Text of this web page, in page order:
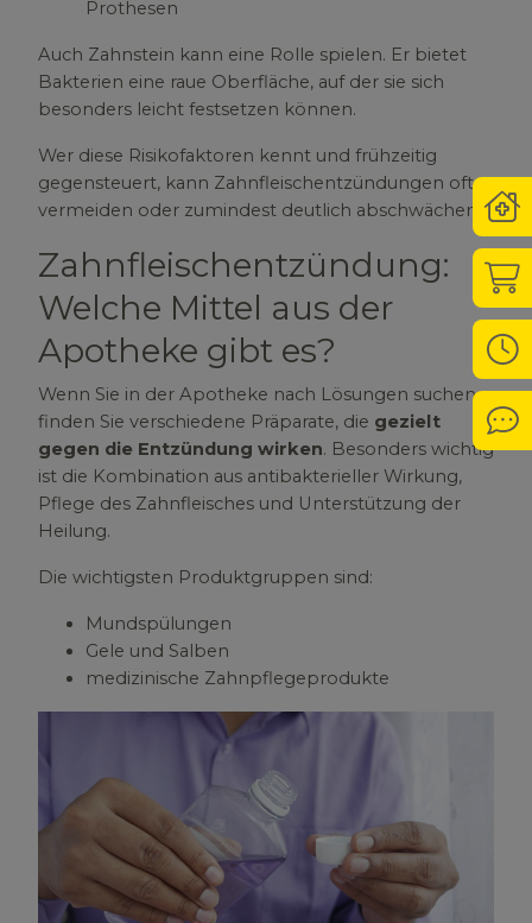
Prothesen
Auch Zahnstein kann eine Rolle spielen. Er bietet
Bakterien eine raue Oberfläche, auf der sie sich
besonders leicht festsetzen können.
Wer diese Risikofaktoren kennt und frühzeitig
gegensteuert, kann Zahnfleischentzündungen oft
vermeiden oder zumindest deutlich abschwächen.
Zahnfleischentzündung:
Welche Mittel aus der
Apotheke gibt es?
Wenn Sie in der Apotheke nach Lösungen suchen,
finden Sie verschiedene Präparate, die gezielt
gegen die Entzündung wirken. Besonders wichtig
ist die Kombination aus antibakterieller Wirkung,
Pflege des Zahnfleisches und Unterstützung der
Heilung.
Die wichtigsten Produktgruppen sind:
Mundspülungen
Gele und Salben
medizinische Zahnpflegeprodukte